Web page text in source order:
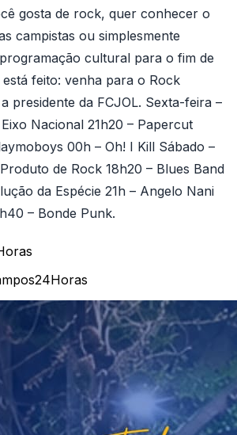
gosta de rock, quer conhecer o
campistas ou simplesmente
cultural para o fim de
feito: venha para o Rock
presidente da FCJOL. Sexta-feira –
Nacional 21h20 – Papercut
00h – Oh! I Kill Sábado –
de Rock 18h20 – Blues Band
da Espécie 21h – Angelo Nani
– Bonde Punk.